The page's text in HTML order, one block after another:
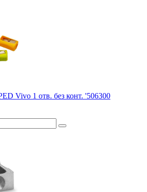
Vivo 1 отв. без конт. '506300